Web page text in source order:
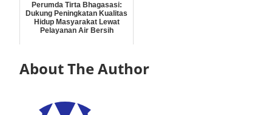
Perumda Tirta Bhagasasi:
Dukung Peningkatan Kualitas
Hidup Masyarakat Lewat
Pelayanan Air Bersih
About The Author